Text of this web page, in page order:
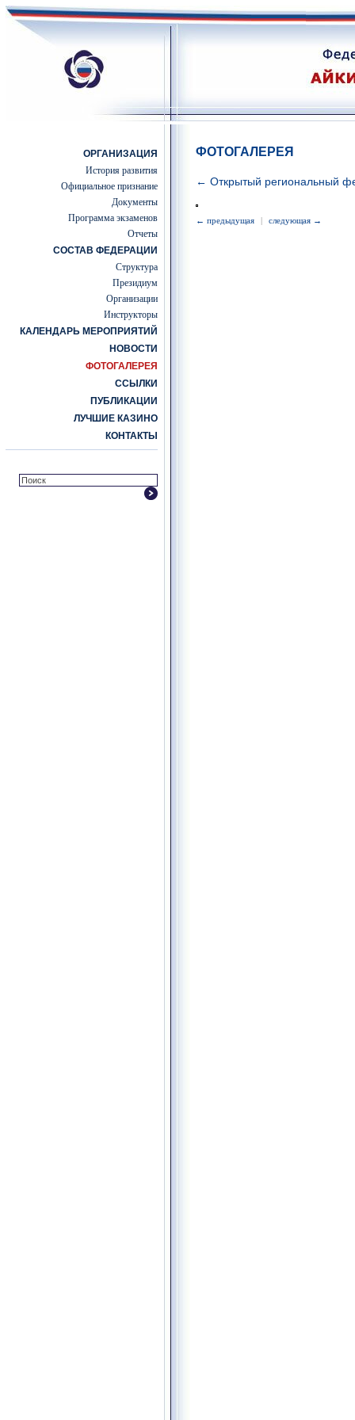
ОРГАНИЗАЦИЯ
История развития
Официальное признание
Документы
Программа экзаменов
Отчеты
СОСТАВ ФЕДЕРАЦИИ
Структура
Президиум
Организации
Инструкторы
КАЛЕНДАРЬ МЕРОПРИЯТИЙ
НОВОСТИ
ФОТОГАЛЕРЕЯ
ССЫЛКИ
ПУБЛИКАЦИИ
ЛУЧШИЕ КАЗИНО
КОНТАКТЫ
ФОТОГАЛЕРЕЯ
← Открытый региональный
← предыдущая | следующая →